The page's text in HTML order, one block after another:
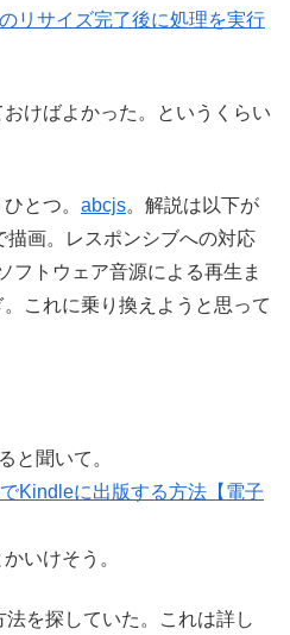
リサイズ完了後に処理を実行
けばよかった。というくらい
とつ。 abcjs。解説は以下が
描画。レスポンシブへの対応
フトウェア音源による再生ま
これに乗り換えようと思って
と聞いて。
Kindleに出版する方法【電子
いけそう。
を探していた。これは詳し